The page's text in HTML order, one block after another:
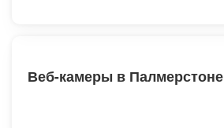
Веб-камеры в Палмерстоне